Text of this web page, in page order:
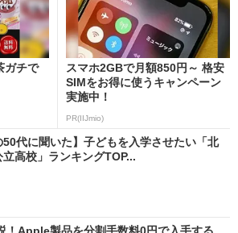
ガチで
スマホ2GBで月額850円～ 格安
SIMをお得に使うキャンペーン
実施中！
PR(IIJmio)
50代に聞いた】子どもを入学させたい「北
高校」ランキングTOP...
！Apple製品を分割手数料0円で入手する